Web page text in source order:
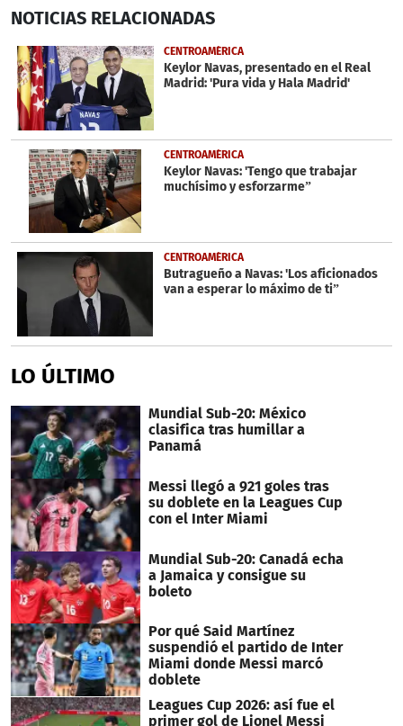
seconds
36
seconds
NOTICIAS RELACIONADAS
CENTROAMÉRICA
Keylor Navas, presentado en el Real
Madrid: 'Pura vida y Hala Madrid'
CENTROAMÉRICA
Keylor Navas: 'Tengo que trabajar
muchísimo y esforzarme”
CENTROAMÉRICA
Butragueño a Navas: 'Los aficionados
van a esperar lo máximo de ti”
LO ÚLTIMO
Mundial Sub-20: México
clasifica tras humillar a
Panamá
Messi llegó a 921 goles tras
su doblete en la Leagues Cup
con el Inter Miami
Mundial Sub-20: Canadá echa
a Jamaica y consigue su
boleto
Por qué Said Martínez
suspendió el partido de Inter
Miami donde Messi marcó
doblete
Leagues Cup 2026: así fue el
primer gol de Lionel Messi